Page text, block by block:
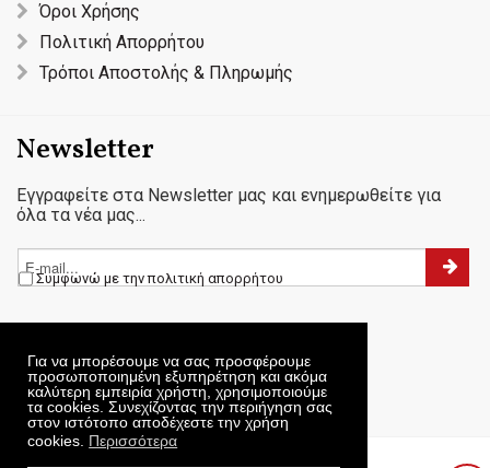
Για να μπορέσουμε να σας προσφέρουμε
προσωποποιημένη εξυπηρέτηση και ακόμα
καλύτερη εμπειρία χρήστη, χρησιμοποιούμε
τα cookies. Συνεχίζοντας την περιήγηση σας
στον ιστότοπο αποδέχεστε την χρήση
cookies. Περισσότερα
Όροι Χρήσης
Πολιτική Απορρήτου
Τρόποι Αποστολής & Πληρωμής
Newsletter
Εγγραφείτε στα Newsletter μας και ενημερωθείτε για
όλα τα νέα μας...
Συμφωνώ με την πολιτική απορρήτου